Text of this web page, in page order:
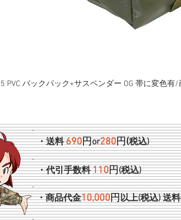
PVC バックパック+サスペンダー OG 帯に変色有
・送料690円or280円(税込)
・代引手数料110円(税込)
・商品代金10,000円以上(税込)送